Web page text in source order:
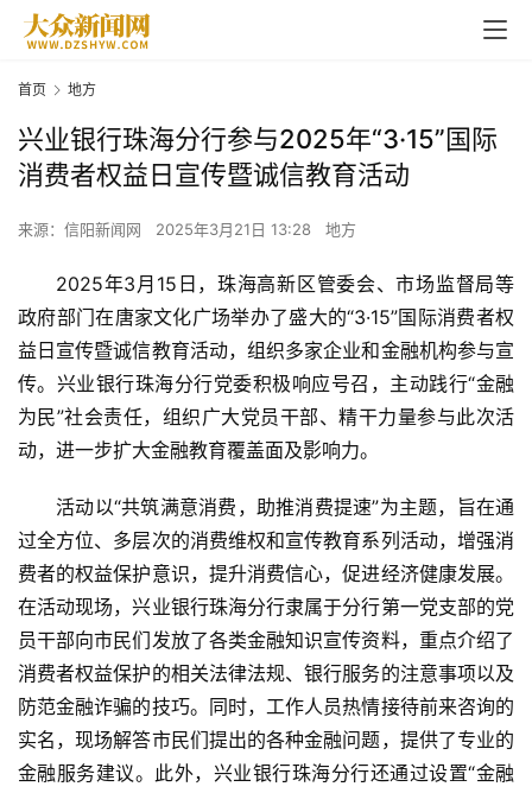
首页 地方
兴业银行珠海分行参与2025年“3·15”国际
消费者权益日宣传暨诚信教育活动
来源：信阳新闻网 2025年3月21日 13:28 地方
2025年3月15日，珠海高新区管委会、市场监督局等
政府部门在唐家文化广场举办了盛大的“3·15”国际消费者权
益日宣传暨诚信教育活动，组织多家企业和金融机构参与宣
传。兴业银行珠海分行党委积极响应号召，主动践行“金融
为民”社会责任，组织广大党员干部、精干力量参与此次活
动，进一步扩大金融教育覆盖面及影响力。
活动以“共筑满意消费，助推消费提速”为主题，旨在通
过全方位、多层次的消费维权和宣传教育系列活动，增强消
费者的权益保护意识，提升消费信心，促进经济健康发展。
在活动现场，兴业银行珠海分行隶属于分行第一党支部的党
员干部向市民们发放了各类金融知识宣传资料，重点介绍了
消费者权益保护的相关法律法规、银行服务的注意事项以及
防范金融诈骗的技巧。同时，工作人员热情接待前来咨询的
实名，现场解答市民们提出的各种金融问题，提供了专业的
金融服务建议。此外，兴业银行珠海分行还通过设置“金融